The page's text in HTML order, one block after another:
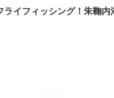
ライフィッシング！朱鞠